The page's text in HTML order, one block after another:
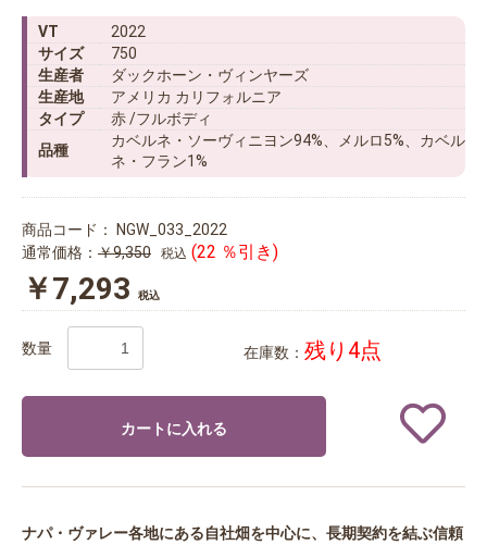
VT
2022
サイズ
750
生産者
ダックホーン・ヴィンヤーズ
生産地
アメリカ カリフォルニア
タイプ
赤 /フルボディ
品種
カベルネ・ソーヴィニヨン94%、メルロ5%、カベル
ネ・フラン1%
商品コード：
NGW_033_2022
通常価格： ￥9,350 税込 (22 ％引き)
￥7,293 税込
数量 在庫数： 残り4点
カートに入れる
ナパ・ヴァレー各地にある自社畑を中心に、長期契約を結ぶ信頼